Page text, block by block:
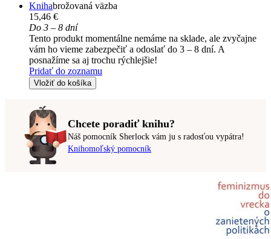
Knihabrožovaná väzba
15,46 €
Do 3 – 8 dní
Tento produkt momentálne nemáme na sklade, ale zvyčajne
vám ho vieme zabezpečiť a odoslať do 3 – 8 dní. A
posnažíme sa aj trochu rýchlejšie!
Pridať do zoznamu
Vložiť do košíka
Chcete poradiť knihu?
Náš pomocník Sherlock vám ju s radosťou vypátra!
Knihomoľský pomocník